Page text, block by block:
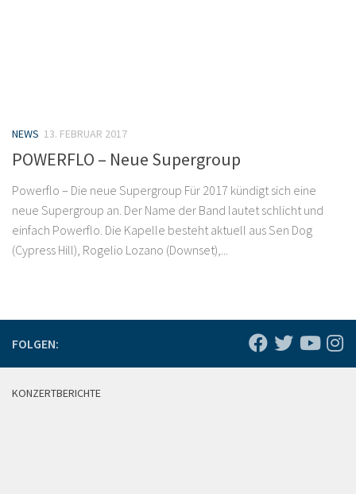
NEWS 13. FEBRUAR 2017
POWERFLO – Neue Supergroup
Powerflo – Die neue Supergroup Für 2017 kündigt sich eine
neue Supergroup an. Der Name der Band lautet schlicht und
einfach Powerflo. Die Kapelle besteht aktuell aus Sen Dog
(Cypress Hill), Rogelio Lozano (Downset),...
FOLGEN:
KONZERTBERICHTE